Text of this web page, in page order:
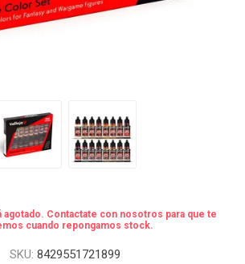
agotado. Contactate con nosotros para que te
cuando repongamos stock.
SKU: 8429551721899